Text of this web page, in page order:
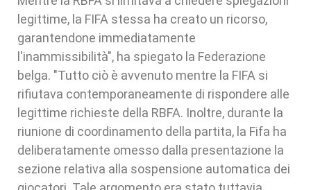
legittime, la FIFA stessa ha creato un ricorso,
garantendone immediatamente
l'inammissibilità", ha spiegato la Federazione
belga. "Tutto ciò è avvenuto mentre la FIFA si
rifiutava contemporaneamente di rispondere alle
legittime richieste della RBFA. Inoltre, durante la
riunione di coordinamento della partita, la Fifa ha
deliberatamente omesso dalla presentazione la
sezione relativa alla sospensione automatica dei